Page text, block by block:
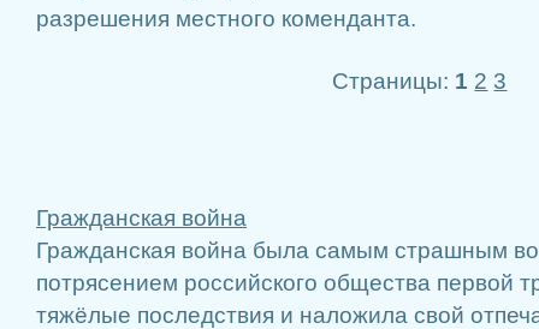
разрешения местного коменданта.
Страницы: 1 2 3
Гражданская война
Гражданская война была самым страшным
потрясением российского общества первой
тяжёлые последствия и наложила свой